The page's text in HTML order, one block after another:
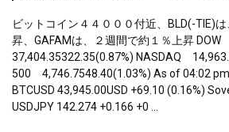
ビットコイン４４０００付近、BLD(-TIE)
昇、GAFAMは、２週間で約１％上昇 DOW
37,404.35322.35(0.87%) NASDAQ
500 4,746.7548.40(1.03%) As of 04:02
BTCUSD 43,945.00USD +69.10 (0.16%)
USDJPY 142.274 +0.166 +0 ...